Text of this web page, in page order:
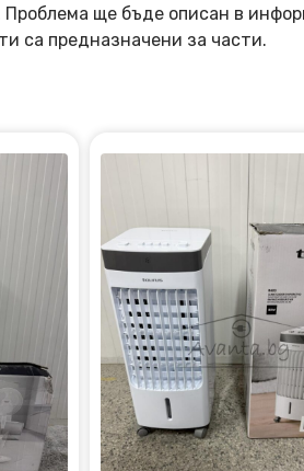
Проблема ще бъде описан в
са предназначени за части.